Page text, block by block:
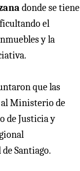
donde se tiene
el
y la
que las
al Ministerio de
de Justicia y
Santiago.